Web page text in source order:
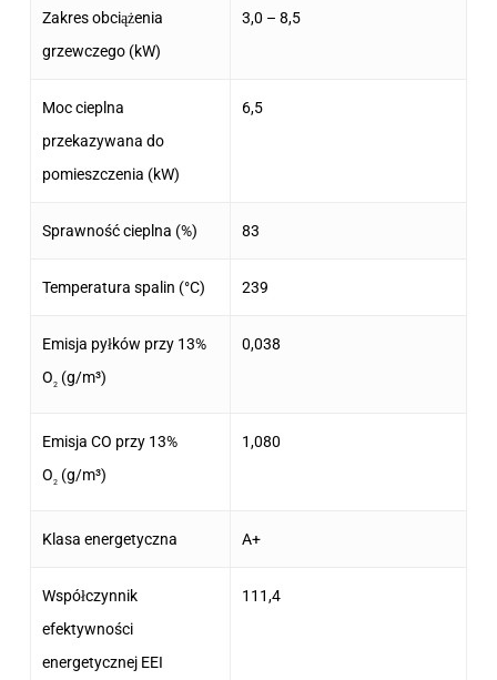
Zakres obciążenia
grzewczego (kW)
3,0 – 8,5
Moc cieplna
przekazywana do
pomieszczenia (kW)
6,5
Sprawność cieplna (%) 83
Temperatura spalin (°C) 239
Emisja pyłków przy 13%
O2 (g/m³)
0,038
Emisja CO przy 13%
O2 (g/m³)
1,080
Klasa energetyczna A+
Współczynnik
efektywności
energetycznej EEI
111,4